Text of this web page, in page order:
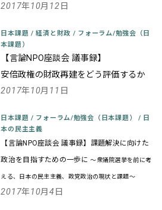
2017年10月12日
日本課題 / 経済と財政 / フォーラム/勉強会（日
本課題）
【言論NPO座談会 議事録】
安倍政権の財政再建をどう評価するか
2017年10月11日
日本課題 / フォーラム/勉強会（日本課題） / 日
本の民主主義
【言論NPO座談会 議事録】課題解決に向けた
政治を目指すための一歩に～衆議院選挙を前に考
える、日本の民主主義、政党政治の現状と課題～
2017年10月4日